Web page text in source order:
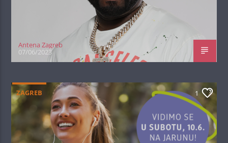
Antena Zagreb
07/06/2023
ZAGREB 1